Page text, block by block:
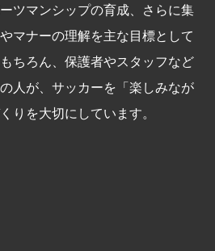
ツマンシップの育成、さらに集
マナーの理解を主な目標として
ちろん、保護者やスタッフなど
人が、サッカーを「楽しみなが
りを大切にしています。